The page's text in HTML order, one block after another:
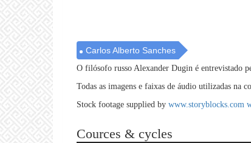
Carlos Alberto Sanches
O filósofo russo Alexander Dugin é entrevistado
Todas as imagens e faixas de áudio utilizadas na
Stock footage supplied by www.storyblocks.com
Cources & cycles